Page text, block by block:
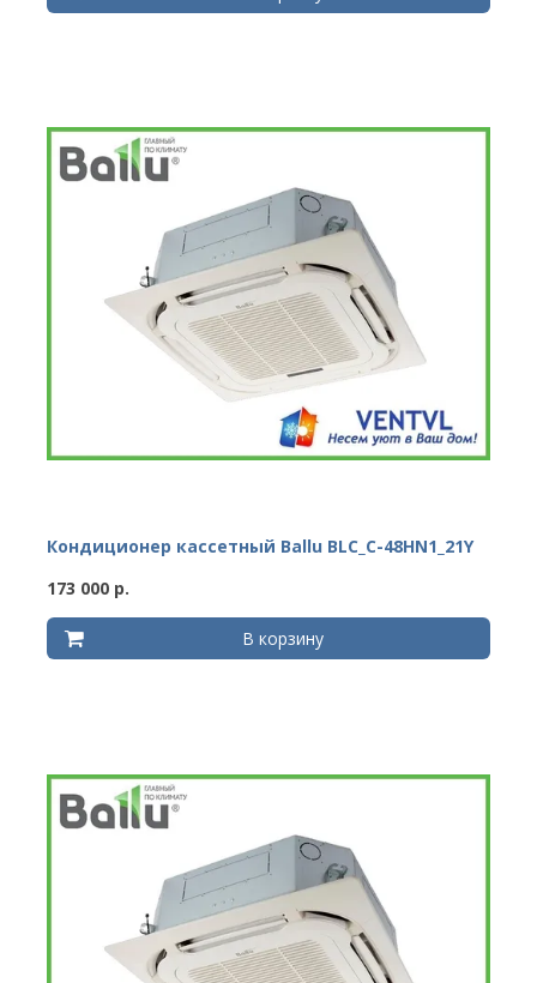
Кондиционер кассетный Ballu BLC_C-48HN1_21Y
173 000 р.
В корзину